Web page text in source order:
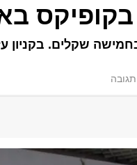
שקלים. בקניון